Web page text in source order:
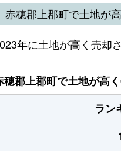
赤穂郡上郡町で土地が
年に土地が高く売却
穂郡上郡町で土地が高
ラン